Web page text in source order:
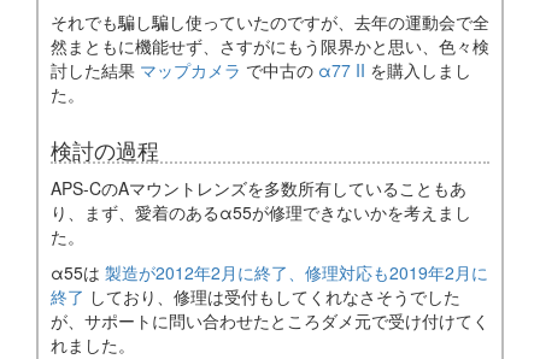
それでも騙し騙し使っていたのですが、去年の運動会で全
然まともに機能せず、さすがにもう限界かと思い、色々検
討した結果 マップカメラ で中古の α77 II を購入しまし
た。
検討の過程
APS-CのAマウントレンズを多数所有していることもあ
り、まず、愛着のあるα55が修理できないかを考えまし
た。
α55は 製造が2012年2月に終了、修理対応も2019年2月に
終了 しており、修理は受付もしてくれなさそうでした
が、サポートに問い合わせたところダメ元で受け付けてく
れました。